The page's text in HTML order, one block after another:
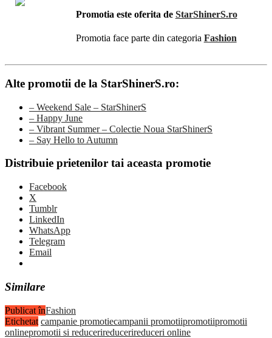
Promotia este oferita de StarShinerS.ro
Promotia face parte din categoria Fashion
Alte promotii de la StarShinerS.ro:
– Weekend Sale – StarShinerS
– Happy June
– Vibrant Summer – Colectie Noua StarShinerS
– Say Hello to Autumn
Distribuie prietenilor tai aceasta promotie
Facebook
X
Tumblr
LinkedIn
WhatsApp
Telegram
Email
Similare
Publicat înFashion
Etichetat campanie promotiecampanii promotiipromotiipromotii
onlinepromotii si reducerireducerireduceri online